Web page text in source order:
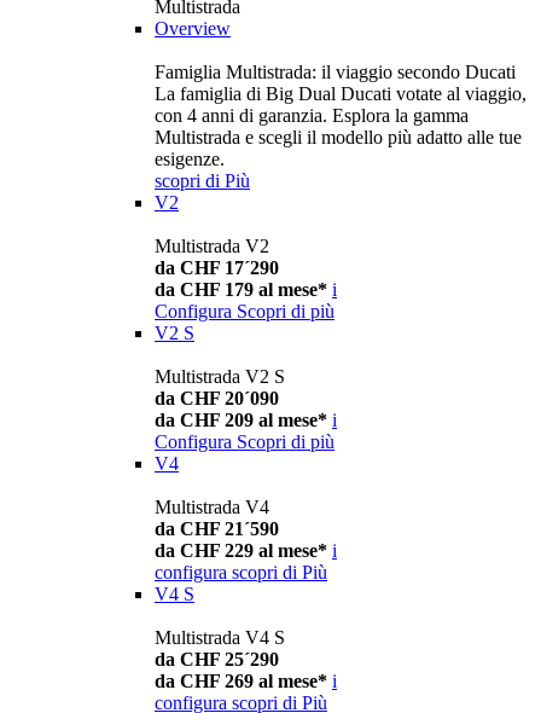
Multistrada
Overview
Famiglia Multistrada: il viaggio secondo Ducati
La famiglia di Big Dual Ducati votate al viaggio,
con 4 anni di garanzia. Esplora la gamma
Multistrada e scegli il modello più adatto alle tue
esigenze.
scopri di Più
V2
Multistrada V2
da CHF 17´290
da CHF 179 al mese* i
Configura Scopri di più
V2 S
Multistrada V2 S
da CHF 20´090
da CHF 209 al mese* i
Configura Scopri di più
V4
Multistrada V4
da CHF 21´590
da CHF 229 al mese* i
configura scopri di Più
V4 S
Multistrada V4 S
da CHF 25´290
da CHF 269 al mese* i
configura scopri di Più